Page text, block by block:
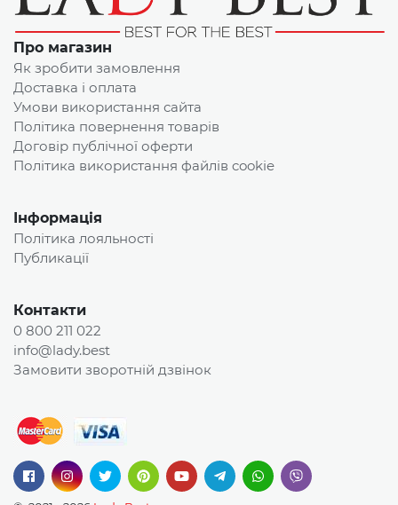
Про магазин
Як зробити замовлення
Доставка і оплата
Умови використання сайта
Політика повернення товарів
Договір публічної оферти
Політика використання файлів cookie
Інформація
Політика лояльності
Публикації
Контакти
0 800 211 022
info@lady.best
Замовити зворотній дзвінок